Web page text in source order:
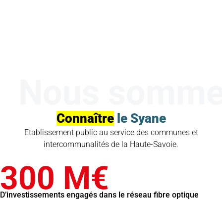
Connaîtrele Syane
Etablissement public au service des communes et
intercommunalités de la Haute-Savoie.
300 M€
D’investissements engagés dans le réseau fibre optique